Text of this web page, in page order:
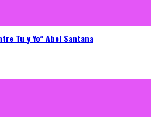
Tu y Yo” Abel Santana